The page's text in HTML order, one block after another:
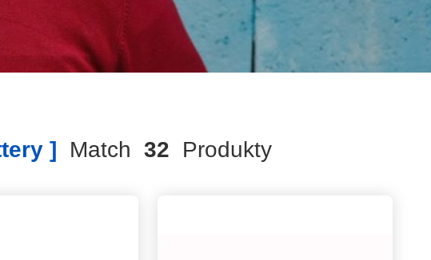
] Match 32 Produkty